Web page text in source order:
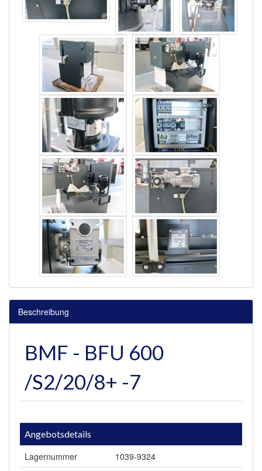
Beschreibung
BMF - BFU 600
/S2/20/8+ -7
Angebotsdetails
Lagernummer
1039-9324